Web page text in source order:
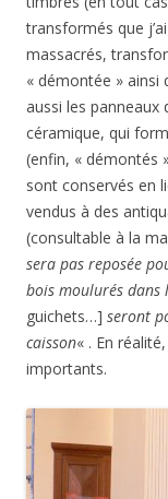
sera pas reposée
bois moulurés dans
guichets…] seront
caisson« . En
importants.
A l’origine, la
les reculant, il a